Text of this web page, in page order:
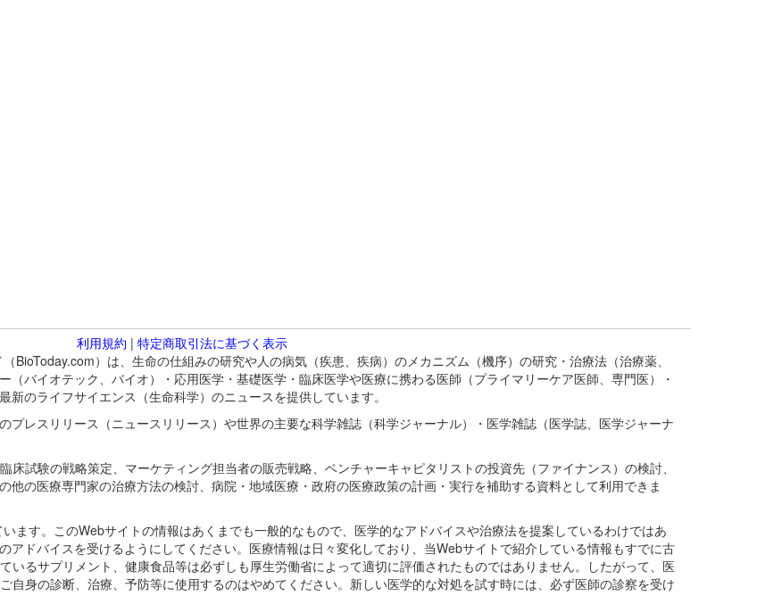
利用規約 | 特定商取引法に基づく表示
BioToday.com）は、生命の仕組みの研究や人の病気（疾患、疾病）のメカニズム（機序）の研究・治療法（治療薬、
バイオテック、バイオ）・応用医学・基礎医学・臨床医学や医療に携わる医師（プライマリーケア医師、専門医）・
のライフサイエンス（生命科学）のニュースを提供しています。
プレスリリース（ニュースリリース）や世界の主要な科学雑誌（科学ジャーナル）・医学雑誌（医学誌、医学ジャーナ
床試験の戦略策定、マーケティング担当者の販売戦略、ベンチャーキャピタリストの投資先（ファイナンス）の検討、
他の医療専門家の治療方法の検討、病院・地域医療・政府の医療政策の計画・実行を補助する資料として利用できま
ます。このWebサイトの情報はあくまでも一般的なもので、医学的なアドバイスや治療法を提案しているわけではあ
アドバイスを受けるようにしてください。医療情報は日々変化しており、当Webサイトで紹介している情報もすでに古
いるサプリメント、健康食品等は必ずしも厚生労働省によって適切に評価されたものではありません。したがって、医
自身の診断、治療、予防等に使用するのはやめてください。新しい医学的な対処を試す時には、必ず医師の診察を受け